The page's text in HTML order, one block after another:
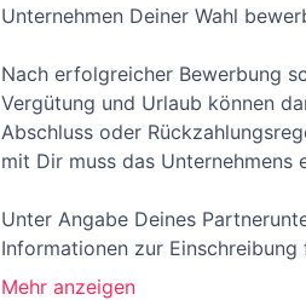
Unternehmen Deiner Wahl
Nach erfolgreicher Bewerbung
Vergütung und Urlaub können
Abschluss oder
mit Dir muss das
Unter Angabe Deines
Informationen zur Einschreibung
Mehr anzeigen